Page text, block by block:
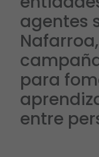
agentes
para
entre